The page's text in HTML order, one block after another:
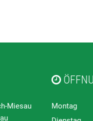
Miesau
Montag